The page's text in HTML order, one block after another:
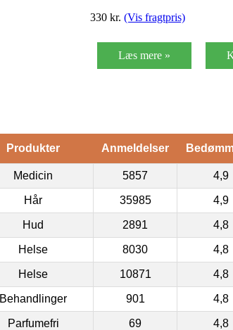
330 kr. (Vis fragtpris)
Læs mere »
Produkter Anmeldelser
Medicin 5857 4,9
Hår 35985 4,9
Hud 2891 4,8
Helse 8030 4,8
Helse 10871 4,8
Behandlinger 901 4,8
Parfumefri 69 4,8